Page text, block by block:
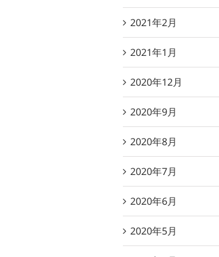
2021年2月
2021年1月
2020年12月
2020年9月
2020年8月
2020年7月
2020年6月
2020年5月